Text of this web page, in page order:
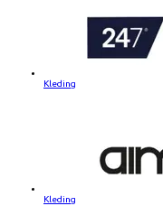
Kleding
Kleding